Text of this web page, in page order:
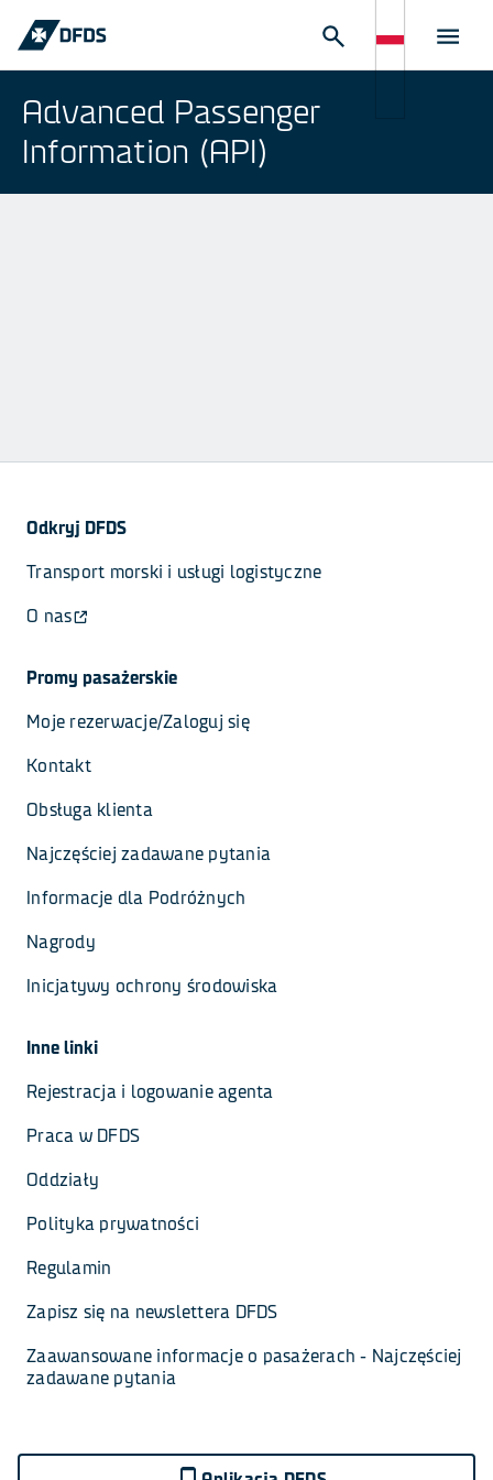
Advanced Passenger
Information (API)
Odkryj DFDS
Transport morski i usługi logistyczne
O nas
Promy pasażerskie
Moje rezerwacje/Zaloguj się
Kontakt
Obsługa klienta
Najczęściej zadawane pytania
Informacje dla Podróżnych
Nagrody
Inicjatywy ochrony środowiska
Inne linki
Rejestracja i logowanie agenta
Praca w DFDS
Oddziały
Polityka prywatności
Regulamin
Zapisz się na newslettera DFDS
Zaawansowane informacje o pasażerach - Najczęściej
zadawane pytania